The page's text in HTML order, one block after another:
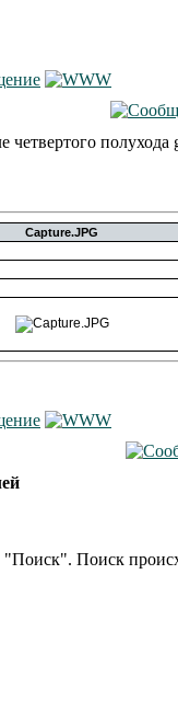
полухода
Capture.JPG
Поиск